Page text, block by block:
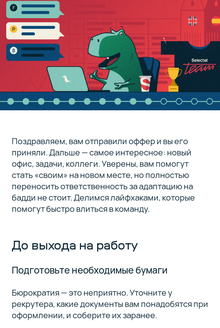
Поздравляем, вам отправили оффер и вы его
приняли. Дальше — самое интересное: новый
офис, задачи, коллеги. Уверены, вам помогут
стать «своим» на новом месте, но полностью
переносить ответственность за адаптацию на
бадди не стоит. Делимся лайфхаками, которые
помогут быстро влиться в команду.
До выхода на работу
Подготовьте необходимые бумаги
Бюрократия — это неприятно. Уточните у
рекрутера, какие документы вам понадобятся при
оформлении, и соберите их заранее.